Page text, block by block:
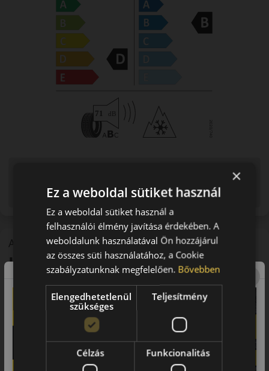
A mintázat
Kumho Solus 4S HA32
Négyévszakos személyautó gumi
jellegűek. Előfordulhat, hogy még a korábbi EU-s címkével
ellátott abroncs kerül kiszállításra.
×
Ez a weboldal sütiket használ
Ez a weboldal sütiket használ a
felhasználói élmény javítása érdekében. A
weboldalunk használatával Ön hozzájárul
az összes süti használatához, a Cookie
szabályzatunknak megfelelően. Bővebben
Elengedhetetlenül
szükséges
Teljesítmény
Célzás Funkcionalitás